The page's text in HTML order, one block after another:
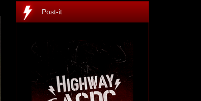
Post-it